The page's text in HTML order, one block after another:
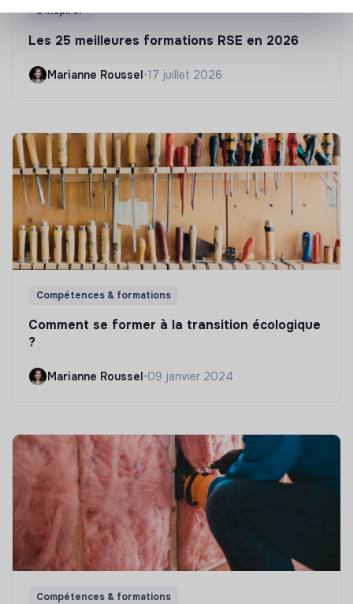
S'inspirer
Les 25 meilleures formations RSE en 2026
Marianne Roussel•17 juillet 2026
Compétences & formations
Comment se former à la transition écologique
?
Marianne Roussel•09 janvier 2024
Compétences & formations